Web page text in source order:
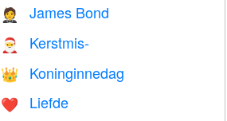
🤵 James Bond
🎅 Kerstmis-
👑 Koninginnedag
❤️️ Liefde